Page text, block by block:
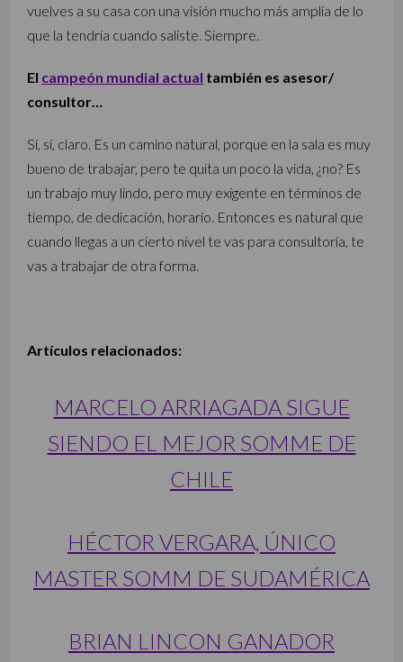
vuelves a su casa con una visión mucho más amplia de lo
que la tendría cuando saliste. Siempre.
El campeón mundial actual también es asesor/
consultor…
Sí, sí, claro. Es un camino natural, porque en la sala es muy
bueno de trabajar, pero te quita un poco la vida, ¿no? Es
un trabajo muy lindo, pero muy exigente en términos de
tiempo, de dedicación, horario. Entonces es natural que
cuando llegas a un cierto nivel te vas para consultoría, te
vas a trabajar de otra forma.
Artículos relacionados:
MARCELO ARRIAGADA SIGUE
SIENDO EL MEJOR SOMME DE
CHILE
HÉCTOR VERGARA, ÚNICO
MASTER SOMM DE SUDAMÉRICA
BRIAN LINCON GANADOR